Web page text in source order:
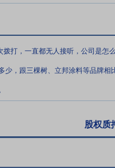
期末，公司拥有发明专利授
得国家级“绿色工厂”称号，
性产品认证（3C认证），
”全链条资质优势，既契合行
480万股
2018年9月12日公
4,500万股,占北陆药业总股
8.80元/股,成交金额
业当前总股本的9.07%。
股权质